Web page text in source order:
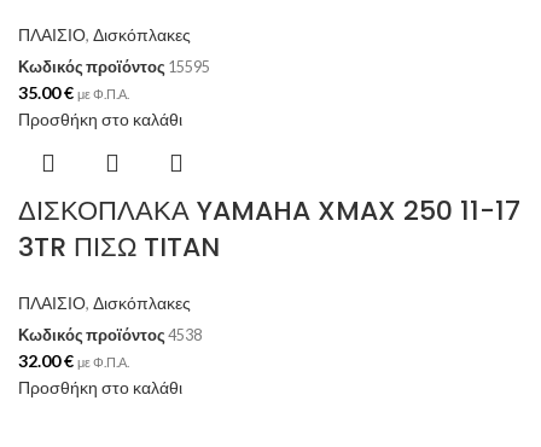
ΠΛΑΙΣΙΟ, Δισκόπλακες
Κωδικός προϊόντος 15595
35.00€ με Φ.Π.Α.
Προσθήκη στο καλάθι
ΔΙΣΚΟΠΛΑΚΑ YAMAHA XMAX 250 11-17
3TR ΠΙΣΩ TITAN
ΠΛΑΙΣΙΟ, Δισκόπλακες
Κωδικός προϊόντος 4538
32.00€ με Φ.Π.Α.
Προσθήκη στο καλάθι